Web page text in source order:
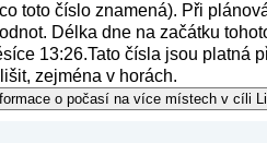
toto číslo znamená). Při
Délka dne na začátku
13:26.Tato čísla jsou platná
zejména v horách.
o počasí na více místech v cíli